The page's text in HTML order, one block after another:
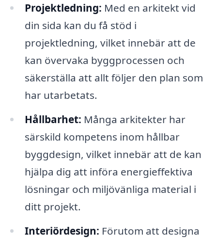
Projektledning: Med en arkitekt vid
din sida kan du få stöd i
projektledning, vilket innebär att de
kan övervaka byggprocessen och
säkerställa att allt följer den plan som
har utarbetats.
Hållbarhet: Många arkitekter har
särskild kompetens inom hållbar
byggdesign, vilket innebär att de kan
hjälpa dig att införa energieffektiva
lösningar och miljövänliga material i
ditt projekt.
Interiördesign: Förutom att designa